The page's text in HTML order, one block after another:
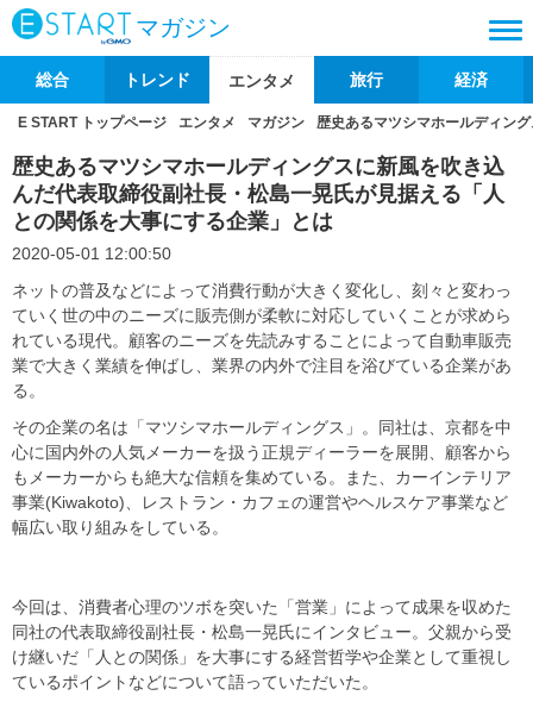
マガジン
総合 トレンド エンタメ 旅行 経済
E START トップページ エンタメ マガジン 歴史あるマツシマホールディン
歴史あるマツシマホールディングスに新風を吹き込
んだ代表取締役副社長・松島一晃氏が見据える「人
との関係を大事にする企業」とは
2020-05-01 12:00:50
ネットの普及などによって消費行動が大きく変化し、刻々と変わっ
ていく世の中のニーズに販売側が柔軟に対応していくことが求めら
れている現代。顧客のニーズを先読みすることによって自動車販売
業で大きく業績を伸ばし、業界の内外で注目を浴びている企業があ
る。
その企業の名は「マツシマホールディングス」。同社は、京都を中
心に国内外の人気メーカーを扱う正規ディーラーを展開、顧客から
もメーカーからも絶大な信頼を集めている。また、カーインテリア
事業(Kiwakoto)、レストラン・カフェの運営やヘルスケア事業など
幅広い取り組みをしている。
今回は、消費者心理のツボを突いた「営業」によって成果を収めた
同社の代表取締役副社長・松島一晃氏にインタビュー。父親から受
け継いだ「人との関係」を大事にする経営哲学や企業として重視し
ているポイントなどについて語っていただいた。